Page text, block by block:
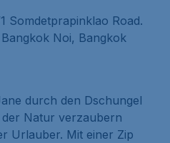
Somdetprapinklao Road.
Noi, Bangkok
durch den Dschungel
Natur verzaubern
Urlauber. Mit einer Zip